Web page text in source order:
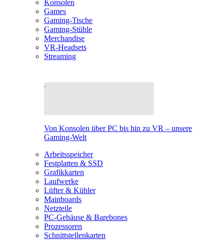
Konsolen
Games
Gaming-Tische
Gaming-Stühle
Merchandise
VR-Headsets
Streaming
Von Konsolen über PC bis hin zu VR – unsere
Gaming-Welt
Arbeitsspeicher
Festplatten & SSD
Grafikkarten
Laufwerke
Lüfter & Kühler
Mainboards
Netzteile
PC-Gehäuse & Barebones
Prozessoren
Schnittstellenkarten